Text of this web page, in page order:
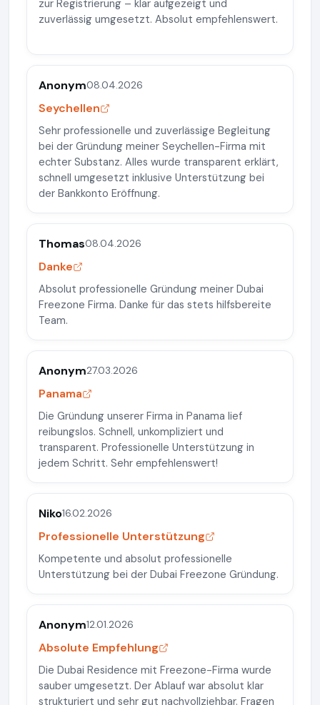
zur Registrierung – klar aufgezeigt und
zuverlässig umgesetzt. Absolut empfehlenswert.
Anonym08.04.2026
Seychellen
Sehr professionelle und zuverlässige Begleitung
bei der Gründung meiner Seychellen-Firma mit
echter Substanz. Alles wurde transparent erklärt,
schnell umgesetzt inklusive Unterstützung bei
der Bankkonto Eröffnung.
Thomas08.04.2026
Danke
Absolut professionelle Gründung meiner Dubai
Freezone Firma. Danke für das stets hilfsbereite
Team.
Anonym27.03.2026
Panama
Die Gründung unserer Firma in Panama lief
reibungslos. Schnell, unkompliziert und
transparent. Professionelle Unterstützung in
jedem Schritt. Sehr empfehlenswert!
Niko16.02.2026
Professionelle Unterstützung
Kompetente und absolut professionelle
Unterstützung bei der Dubai Freezone Gründung.
Anonym12.01.2026
Absolute Empfehlung
Die Dubai Residence mit Freezone-Firma wurde
sauber umgesetzt. Der Ablauf war absolut klar
strukturiert und sehr gut nachvollziehbar. Fragen